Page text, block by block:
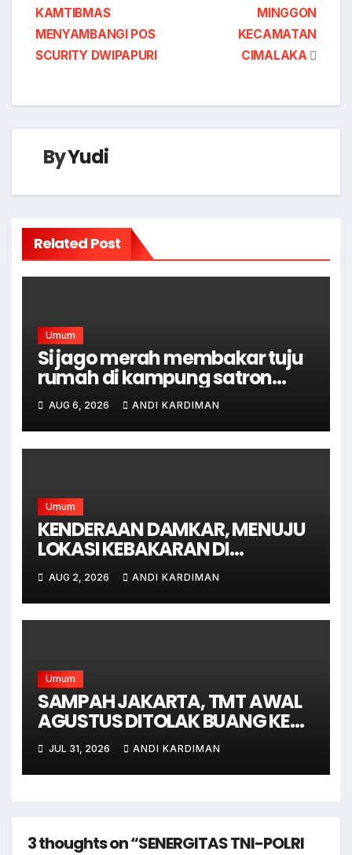
MINGGON
KECAMATAN
CIMALAKA
KAMTIBMAS
MENYAMBANGI POS
SCURITY DWIPAPURI
ByYudi
Related Post
Umum
Si jago merah membakar tuju
rumah di kampung satron
sodonghilir .
AUG 6, 2026 ANDI KARDIMAN
Umum
KENDERAAN DAMKAR, MENUJU
LOKASI KEBAKARAN DI
JAGAKARSA JAKARTA
SELATAN
AUG 2, 2026 ANDI KARDIMAN
Umum
SAMPAH JAKARTA, TMT AWAL
AGUSTUS DITOLAK BUANG KE
BANTAR GEBANG
JUL 31, 2026 ANDI KARDIMAN
3 thoughts on “SENERGITAS TNI-POLRI